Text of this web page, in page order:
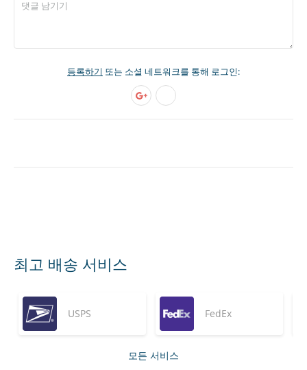
등록하기 또는 소셜 네트워크를 통해 로그인:
최고 배송 서비스
USPS FedEx
모든 서비스